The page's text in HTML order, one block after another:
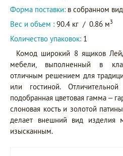
Форма поставки: в собранном
Вес и объем : 90.4 кг / 0.86 м3
Количество упаковок: 1
Комод широкий 8 ящиков
мебели, выполненный в
отличным решением для
или гостиной.
подобранная цветовая гамма –
слоновая кость и золотой
делает внешний вид изделия
изысканным.